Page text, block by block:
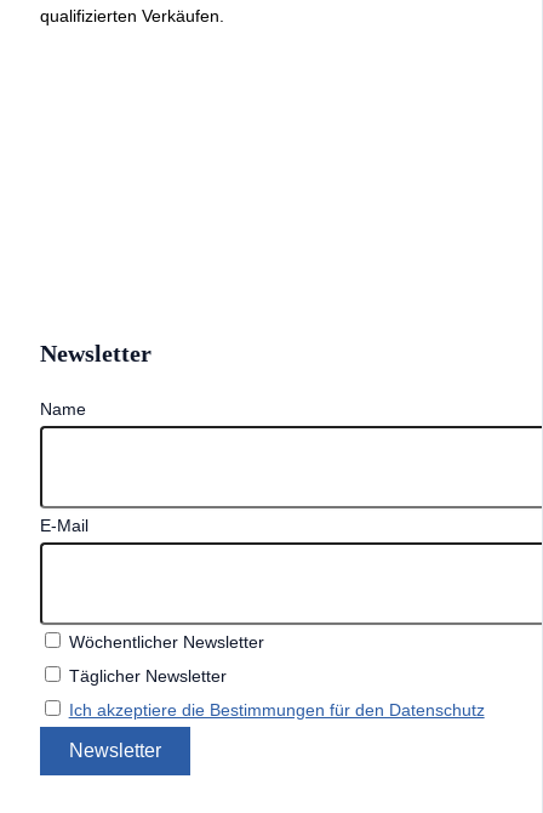
qualifizierten Verkäufen.
Newsletter
Name
E-Mail
Wöchentlicher Newsletter
Täglicher Newsletter
Ich akzeptiere die Bestimmungen für den Datenschutz